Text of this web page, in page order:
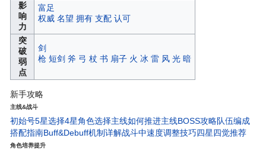
影
响
力
富足
权威 名望 拥有 支配 认可
突
破
弱
点
剑
枪 短剑 斧 弓 杖 书 扇子 火 冰 雷 风 光 暗
新手攻略
主线&战斗
初始号5星选择4星角色选择主线如何推进主线BOSS攻略队伍编成
搭配指南Buff&Debuff机制详解战斗中速度调整技巧四星四觉推荐
角色培养提升